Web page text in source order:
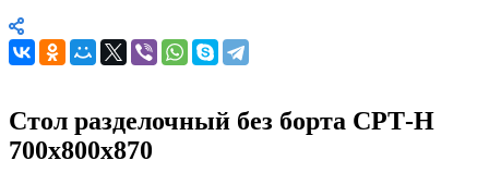
Стол разделочный без борта СРТ-Н
700х800х870